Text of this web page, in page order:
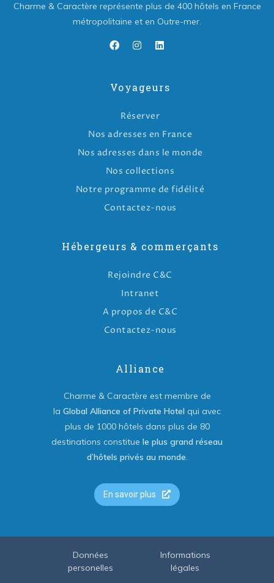
Charme & Caractère représente plus de 400 hôtels en France
métropolitaine et en Outre-mer.
Voyageurs
Réserver
Nos adresses en France
Nos adresses dans le monde
Nos collections
Notre programme de fidélité
Contactez-nous
Hébergeurs & commerçants
Rejoindre C&C
Intranet
A propos de C&C
Contactez-nous
Alliance
Charme & Caractère est membre de
la Global Alliance of Private Hotel qui avec
plus de 1000 hôtels dans plus de 80
destinations constitue le plus grand réseau
d’hôtels privés au monde.
En savoir plus
Données
personelles
Informations
légales